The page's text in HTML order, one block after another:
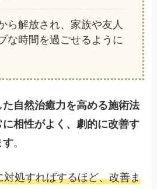
ら解放され、家族や友人
な時間を過ごせるように
自然治癒力を高める施術法
相性がよく、劇的に改善す
す。
対処すればするほど、改善ま